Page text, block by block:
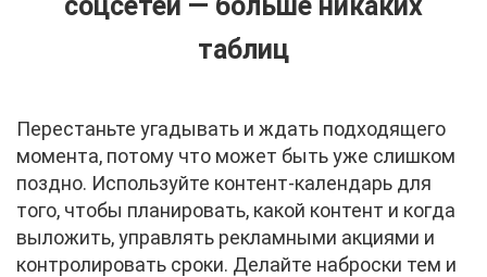
таблиц
Перестаньте угадывать и ждать подходящего
момента, потому что может быть уже слишком
поздно. Используйте контент-календарь для
того, чтобы планировать, какой контент и когда
выложить, управлять рекламными акциями и
контролировать сроки. Делайте наброски тем и